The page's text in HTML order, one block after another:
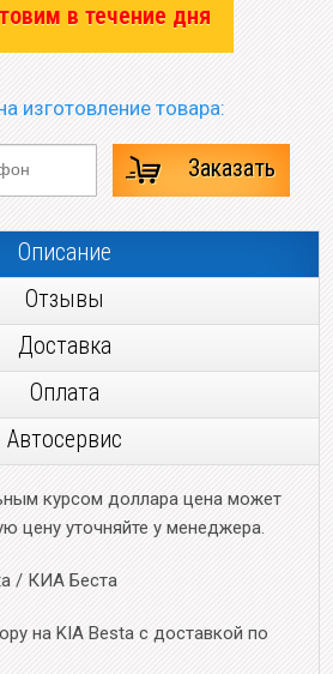
в течение дня
изготовление товара:
Заказать
Описание
Отзывы
Доставка
Оплата
Автосервис
курсом доллара цена может
цену уточняйте у менеджера.
/ КИА Беста
на KIA Besta с доставкой по